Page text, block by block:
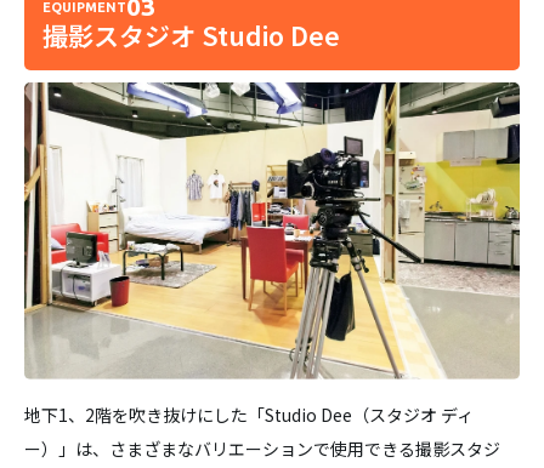
EQUIPMENT03
撮影スタジオ Studio Dee
地下1、2階を吹き抜けにした「Studio Dee（スタジオ ディ
ー）」は、さまざまなバリエーションで使用できる撮影スタジ